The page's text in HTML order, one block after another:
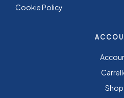
Cookie Policy
Shop